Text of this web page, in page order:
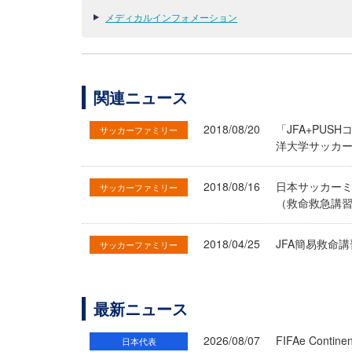
メディカルインフォメーション
関連ニュース
サッカーファミリー 2018/08/20
「
洋大学サッカ
サッカーファミリー 2018/08/16
日本サッカー
（救命救急講
サッカーファミリー 2018/04/25 JFA簡易救命
最新ニュース
日本代表 2026/08/07 FIFAe